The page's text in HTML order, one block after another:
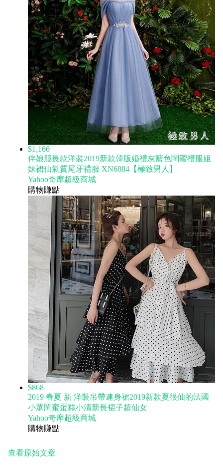
$1,166
伴娘服長款洋裝2019新款韓版婚禮灰藍色閨蜜禮服姐
妹裙仙氣質尾牙禮服 XN6884【極致男人】
Yahoo奇摩超級商城
購物賺點
$868
2019 春夏 新 洋裝吊帶連身裙2019新款夏很仙的法國
小眾閨蜜蛋糕小清新長裙子超仙女
Yahoo奇摩超級商城
購物賺點
查看原始文章